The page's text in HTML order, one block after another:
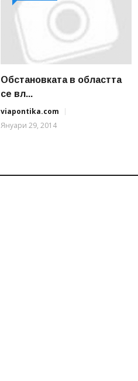
Обстановката в областта
се вл...
viapontika.com
Януари 29, 2014